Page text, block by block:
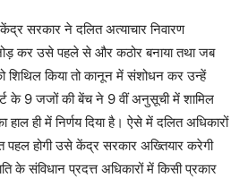
सरकार ने दलित अत्याचार निवारण
कर उसे पहले से और कठोर बनाया तथा जब
शिथिल किया तो कानून में संशोधन कर उन्हें
के 9 जजों की बेंच ने 9 वीं अनुसूची में शामिल
हाल ही में निर्णय दिया है। ऐसे में दलित अधिकारों
पहल होगी उसे केंद्र सरकार अख्तियार करेगी
के संविधान प्रदत्त अधिकारों में किसी प्रकार